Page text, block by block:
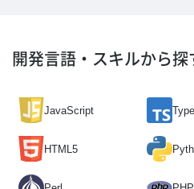
開発言語・スキルから探
JavaScript
HTML5